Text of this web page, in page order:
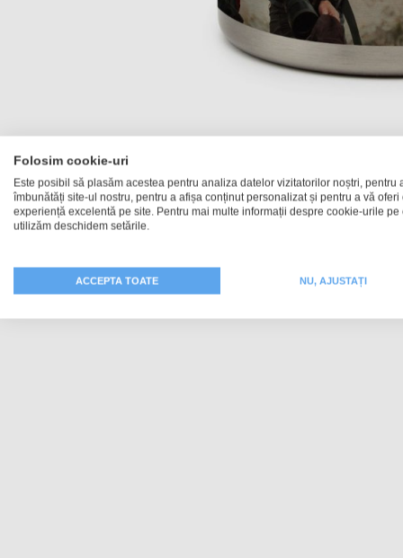
Skip
the
the
images
Folosim cookie-uri
Este posibil să plasăm acestea pentru analiza datelor vizitatorilor noștri, pentru
îmbunătăți site-ul nostru, pentru a afișa conținut personalizat și pentru a vă oferi
experiență excelentă pe site. Pentru mai multe informații despre cookie-urile pe
utilizăm deschidem setările.
ACCEPTA TOATE NU, AJUSTAȚI